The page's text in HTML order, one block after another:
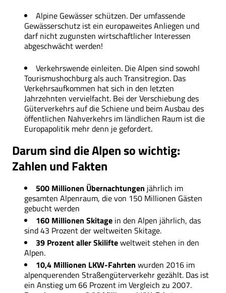
Alpine Gewässer schützen. Der umfassende
Gewässerschutz ist ein europaweites Anliegen und
darf nicht zugunsten wirtschaftlicher Interessen
abgeschwächt werden!
Verkehrswende einleiten. Die Alpen sind sowohl
Tourismushochburg als auch Transitregion. Das
Verkehrsaufkommen hat sich in den letzten
Jahrzehnten vervielfacht. Bei der Verschiebung des
Güterverkehrs auf die Schiene und beim Ausbau des
öffentlichen Nahverkehrs im ländlichen Raum ist die
Europapolitik mehr denn je gefordert.
Darum sind die Alpen so wichtig:
Zahlen und Fakten
500 Millionen Übernachtungen jährlich im
gesamten Alpenraum, die von 150 Millionen Gästen
gebucht werden
160 Millionen Skitage in den Alpen jährlich, das
sind 43 Prozent der weltweiten Skitage.
39 Prozent aller Skilifteweltweit stehen in den
Alpen.
10,4 Millionen LKW-Fahrten wurden 2016 im
alpenquerenden Straßengüterverkehr gezählt. Das ist
ein Anstieg um 66 Prozent im Vergleich zu 2007.